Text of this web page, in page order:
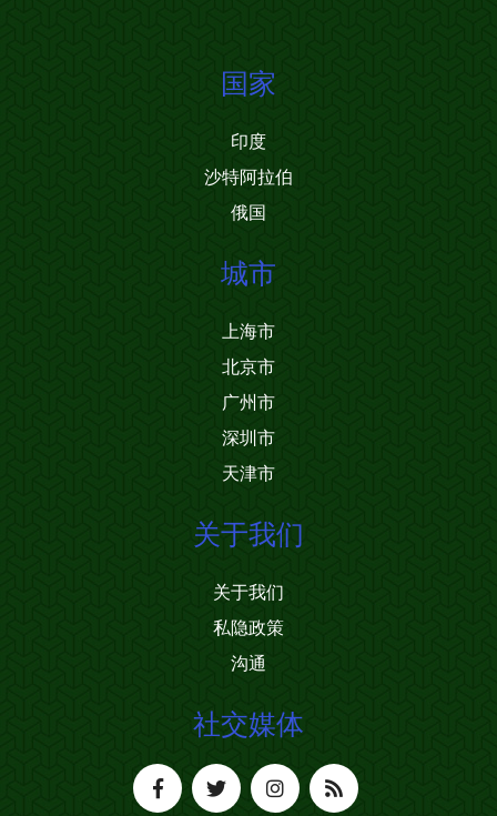
国家
印度
沙特阿拉伯
俄国
城市
上海市
北京市
广州市
深圳市
天津市
关于我们
关于我们
私隐政策
沟通
社交媒体